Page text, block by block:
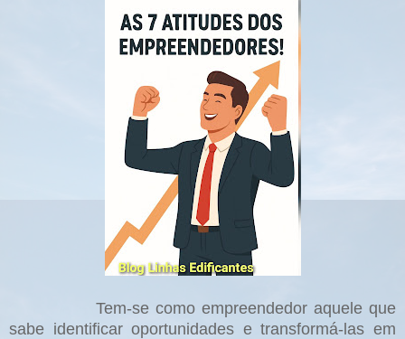
Tem-se como empreendedor aquele que
sabe identificar oportunidades e transformá-las em